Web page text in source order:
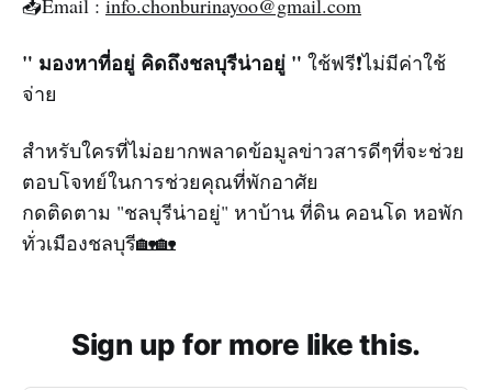
" มองหาที่อยู่ คิดถึงชลบุรีน่าอยู่ " ใช้ฟรี❗ไม่มีค่าใช้
จ่าย
สำหรับใครที่ไม่อยากพลาดข้อมูลข่าวสารดีๆที่จะช่วย
ตอบโจทย์ในการช่วยคุณที่พักอาศัย
กดติดตาม "ชลบุรีน่าอยู่" หาบ้าน ที่ดิน คอนโด หอพัก
ทั่วเมืองชลบุรี🏡🏡
Sign up for more like this.